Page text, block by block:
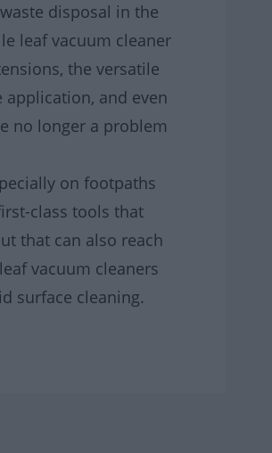
disposal in the
leaf vacuum cleaner
the versatile
and even
no longer a problem
on footpaths
class tools that
that can also reach
vacuum cleaners
surface cleaning.